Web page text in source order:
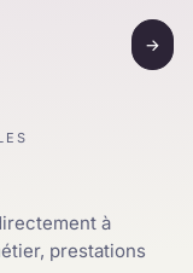
→
à
prestations